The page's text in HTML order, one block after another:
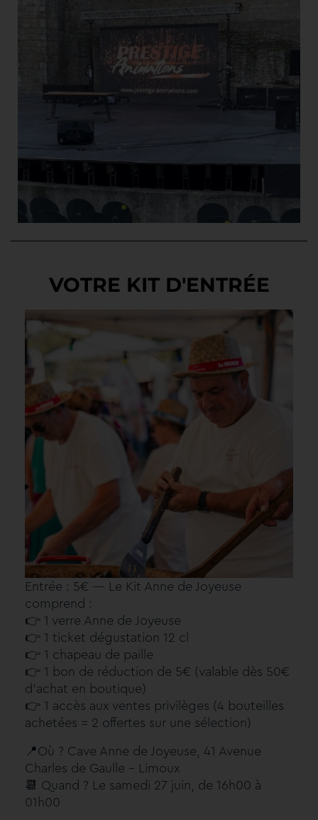
VOTRE KIT D'ENTRÉE
Entrée : 5€ — Le Kit Anne de Joyeuse
comprend :
👉 1 verre Anne de Joyeuse
👉 1 ticket dégustation 12 cl
👉 1 chapeau de paille
👉 1 bon de réduction de 5€ (valable dès 50€
d’achat en boutique)
👉 1 accès aux ventes privilèges (4 bouteilles
achetées = 2 offertes sur une sélection)
📍Où ? Cave Anne de Joyeuse, 41 Avenue
Charles de Gaulle – Limoux
📆 Quand ? Le samedi 27 juin, de 16h00 à
01h00